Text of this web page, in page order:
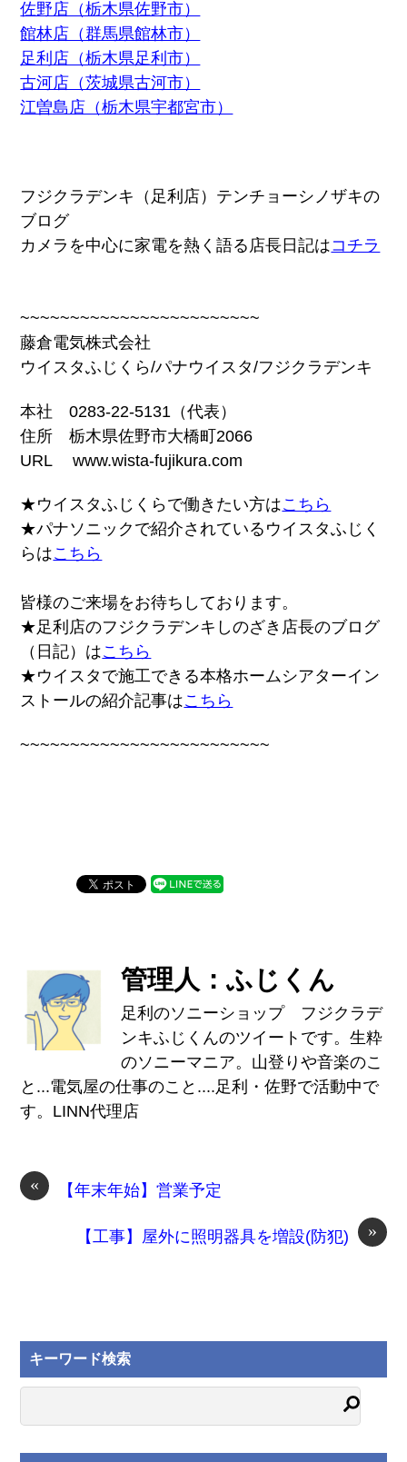
佐野店（栃木県佐野市）
館林店（群馬県館林市）
足利店（栃木県足利市）
古河店（茨城県古河市）
江曽島店（栃木県宇都宮市）
フジクラデンキ（足利店）テンチョーシノザキの
ブログ
カメラを中心に家電を熱く語る店長日記はコチラ
~~~~~~~~~~~~~~~~~~~~~~~~
藤倉電気株式会社
ウイスタふじくら/パナウイスタ/フジクラデンキ
本社 0283-22-5131（代表）
住所 栃木県佐野市大橋町2066
URL www.wista-fujikura.com
★ウイスタふじくらで働きたい方はこちら
★パナソニックで紹介されているウイスタふじく
らはこちら
皆様のご来場をお待ちしております。
★足利店のフジクラデンキしのざき店長のブログ
（日記）はこちら
★ウイスタで施工できる本格ホームシアターイン
ストールの紹介記事はこちら
~~~~~~~~~~~~~~~~~~~~~~~~~
管理人：ふじくん
足利のソニーショップ フジクラデ
ンキふじくんのツイートです。生粋
のソニーマニア。山登りや音楽のこ
と...電気屋の仕事のこと....足利・佐野で活動中で
す。LINN代理店
« 【年末年始】営業予定
»
【工事】屋外に照明器具を増設(防犯)
キーワード検索